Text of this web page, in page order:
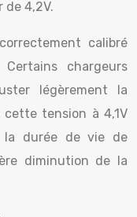
de 4,2V.
calibré
chargeurs
légèrement la
tension à 4,1V
la durée de vie de
diminution de la